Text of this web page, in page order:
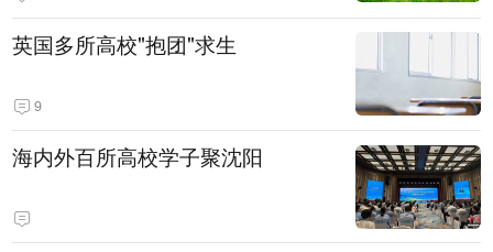
英国多所高校"抱团"求生
9
海内外百所高校学子聚沈阳